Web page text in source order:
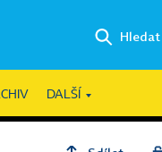
Hledat
DALŠÍ